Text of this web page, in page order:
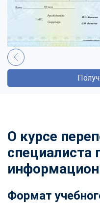
О курсе
специалиста
Формат